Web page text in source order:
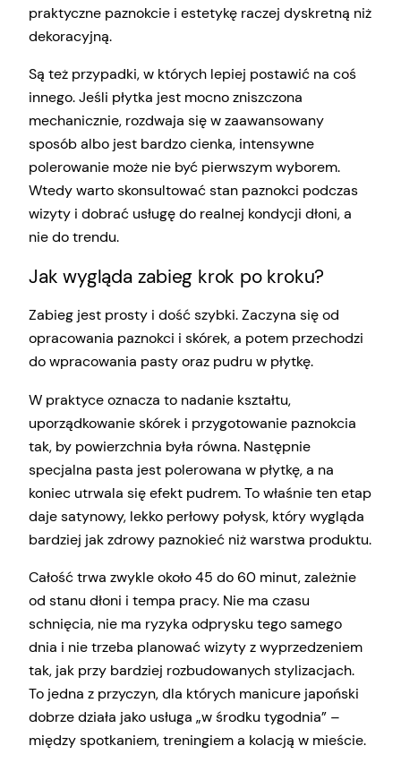
praktyczne paznokcie i estetykę raczej dyskretną niż
dekoracyjną.
Są też przypadki, w których lepiej postawić na coś
innego. Jeśli płytka jest mocno zniszczona
mechanicznie, rozdwaja się w zaawansowany
sposób albo jest bardzo cienka, intensywne
polerowanie może nie być pierwszym wyborem.
Wtedy warto skonsultować stan paznokci podczas
wizyty i dobrać usługę do realnej kondycji dłoni, a
nie do trendu.
Jak wygląda zabieg krok po kroku?
Zabieg jest prosty i dość szybki. Zaczyna się od
opracowania paznokci i skórek, a potem przechodzi
do wpracowania pasty oraz pudru w płytkę.
W praktyce oznacza to nadanie kształtu,
uporządkowanie skórek i przygotowanie paznokcia
tak, by powierzchnia była równa. Następnie
specjalna pasta jest polerowana w płytkę, a na
koniec utrwala się efekt pudrem. To właśnie ten etap
daje satynowy, lekko perłowy połysk, który wygląda
bardziej jak zdrowy paznokieć niż warstwa produktu.
Całość trwa zwykle około 45 do 60 minut, zależnie
od stanu dłoni i tempa pracy. Nie ma czasu
schnięcia, nie ma ryzyka odprysku tego samego
dnia i nie trzeba planować wizyty z wyprzedzeniem
tak, jak przy bardziej rozbudowanych stylizacjach.
To jedna z przyczyn, dla których manicure japoński
dobrze działa jako usługa „w środku tygodnia” –
między spotkaniem, treningiem a kolacją w mieście.